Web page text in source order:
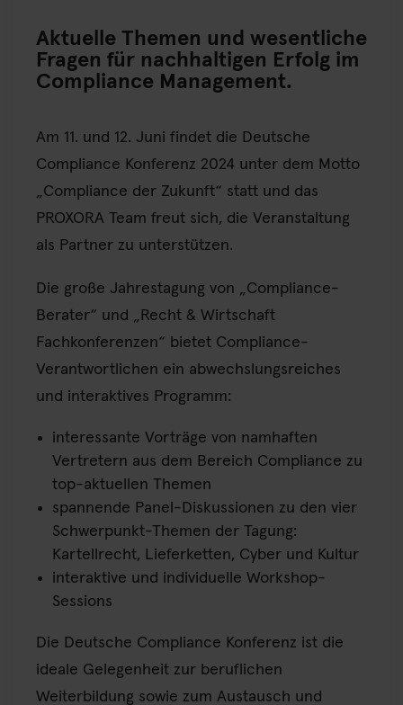
Aktuelle Themen und wesentliche
Fragen für nachhaltigen Erfolg im
Compliance Management.
Am 11. und 12. Juni findet die Deutsche
Compliance Konferenz 2024 unter dem Motto
„Compliance der Zukunft“ statt und das
PROXORA Team freut sich, die Veranstaltung
als Partner zu unterstützen.
Die große Jahrestagung von „Compliance-
Berater“ und „Recht & Wirtschaft
Fachkonferenzen“ bietet Compliance-
Verantwortlichen ein abwechslungsreiches
und interaktives Programm:
interessante Vorträge von namhaften
Vertretern aus dem Bereich Compliance zu
top-aktuellen Themen
spannende Panel-Diskussionen zu den vier
Schwerpunkt-Themen der Tagung:
Kartellrecht, Lieferketten, Cyber und Kultur
interaktive und individuelle Workshop-
Sessions
Die Deutsche Compliance Konferenz ist die
ideale Gelegenheit zur beruflichen
Weiterbildung sowie zum Austausch und